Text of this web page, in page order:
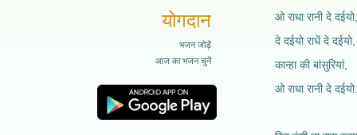
योगदान
भजन जोड़ें
आज का भजन चुनें
ओ राधा रानी दे दईयो,
दे दईयो राधें दे दईयो,
कान्हा की बांसुरियां,
ओ राधा रानी दे